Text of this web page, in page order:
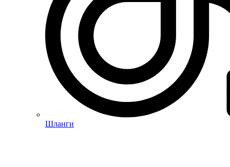
Шланги